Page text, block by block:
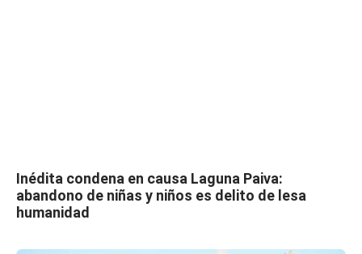
Inédita condena en causa Laguna Paiva:
abandono de niñas y niños es delito de lesa
humanidad